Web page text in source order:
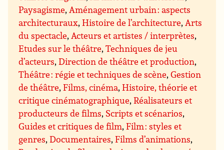
Paysagisme,Aménagement urbain : aspects
architecturaux,Histoire de l’architecture,Arts
du spectacle,Acteurs et artistes / interprètes,
Etudes sur le théâtre,Techniques de jeu
d’acteurs,Direction de théâtre et production,
Théâtre : régie et techniques de scène,Gestion
de théâtre,Films, cinéma,Histoire, théorie et
critique cinématographique,Réalisateurs et
producteurs de films, Scripts et scénarios,
Guides et critiques de film,Film : styles et
genres,Documentaires,Films d’animations,